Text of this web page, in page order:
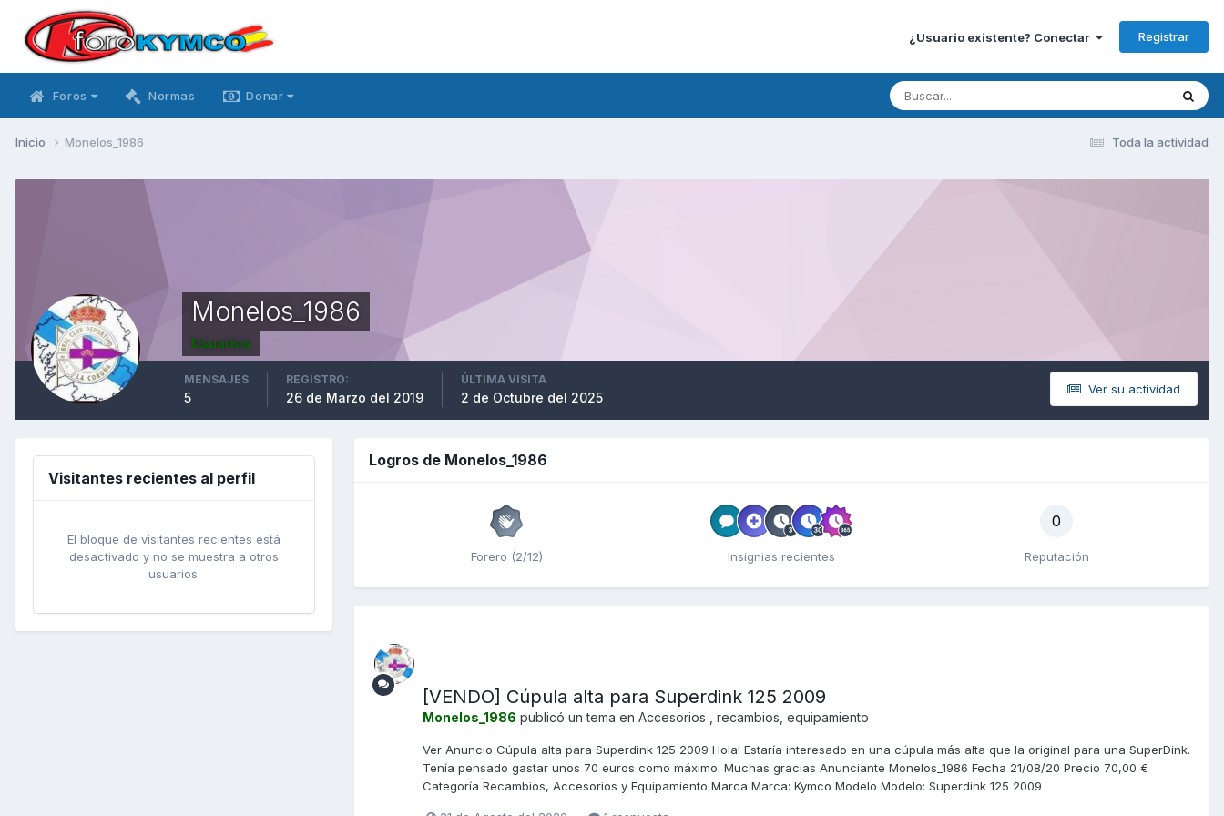
¿Usuario existente? Conectar Registrar
Foros Normas Donar
Toda la actividad
Inicio Monelos_1986
Monelos_1986
Usuarios
Ver su actividad
MENSAJES
5
REGISTRO:
26 de Marzo del 2019
ÚLTIMA VISITA
2 de Octubre del 2025
Visitantes recientes al perfil
El bloque de visitantes recientes está
desactivado y no se muestra a otros
usuarios.
Logros de Monelos_1986
Forero (2/12) Insignias recientes
0
Reputación
[VENDO] Cúpula alta para Superdink 125 2009
Monelos_1986 publicó un tema en Accesorios , recambios, equipamiento
Ver Anuncio Cúpula alta para Superdink 125 2009 Hola! Estaría interesado en una cúpula más alta que la original para una SuperDink.
Tenía pensado gastar unos 70 euros como máximo. Muchas gracias Anunciante Monelos_1986 Fecha 21/08/20 Precio 70,00 €
Categoría Recambios, Accesorios y Equipamiento Marca Marca: Kymco Modelo Modelo: Superdink 125 2009